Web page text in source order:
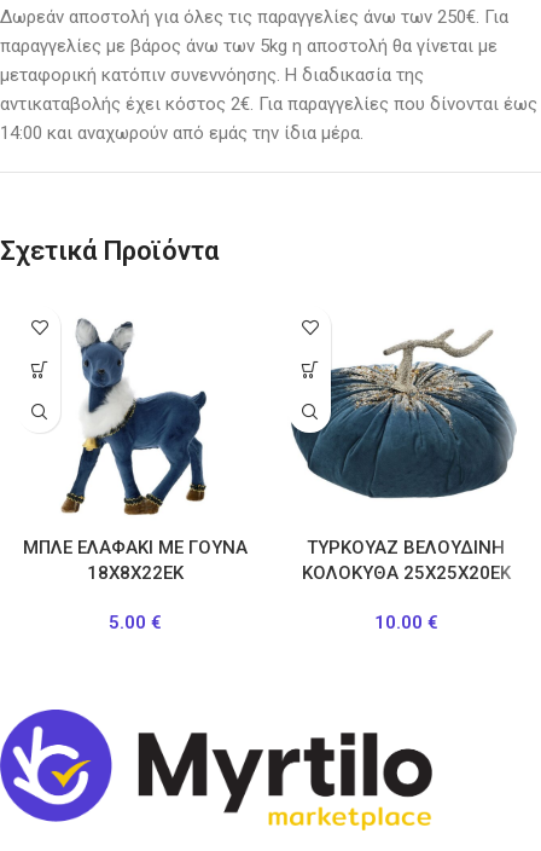
Δωρεάν αποστολή για όλες τις παραγγελίες άνω των 250€. Για
παραγγελίες με βάρος άνω των 5kg η αποστολή θα γίνεται με
μεταφορική κατόπιν συνεννόησης. H διαδικασία της
αντικαταβολής έχει κόστος 2€. Για παραγγελίες που δίνονται έως
14:00 και αναχωρούν από εμάς την ίδια μέρα.
Σχετικά Προϊόντα
ΜΠΛΕ ΕΛΑΦΑΚΙ ΜΕ ΓΟΥΝΑ
18Χ8Χ22ΕΚ
5.00 €
ΤΥΡΚΟΥΑΖ ΒΕΛΟΥΔΙΝΗ
ΚΟΛΟΚΥΘΑ 25Χ25Χ20ΕΚ
10.00 €